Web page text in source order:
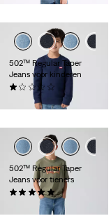
502™ Regular Taper
Jeans voor kinderen
€ 44,95
502™ Regular Taper
Jeans voor tieners
(2)